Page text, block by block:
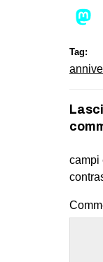
Tag:
campi